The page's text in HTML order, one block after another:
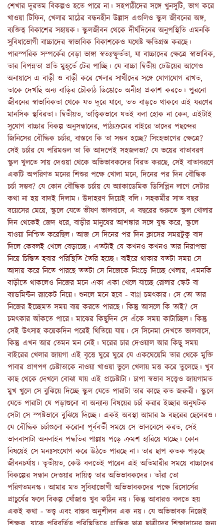
শেখার দূরতম বিকল্পও হতে পারে না। সহপাঠীদের সঙ্গে খুনসুটি, ভাগ করে
খাওয়া টিফিন, খেলার মাঠের বন্ধনহীন উল্লাস এগুলিও স্কুল জীবনের অঙ্গ,
ব্যক্তিত্ব বিকাশের সহায়ক। স্কুলজীবন থেকে দীর্ঘদিনের অনুপস্থিতি এমনকি
সুবিধাভোগী বাচ্চাদের স্বাভাবিক বিকাশকেও যথেষ্ট ক্ষতিগ্রস্ত করছে।
পারস্পরিক সম্পর্কের বেড়া ভাঙ্গা স্বতঃস্ফূর্ততা, যা বাচ্চাদের ক্ষেত্রে স্বাভাবিক,
তার বিপন্নতা প্রতি মুহূর্তে টের পাচ্ছি। যে বাচ্চা দ্বিতীয় ঢেউয়ের আগেও
অনায়াসে এ বাড়ী ও বাড়ী করে খেলার সাথীদের সঙ্গে যোগাযোগ রাখত,
তাকে দেখছি অন্য বাড়ির চৌকাঠ ডিঙোতে অনীহা প্রকাশ করতে। পুরনো
জীবনের স্বাভাবিকতা থেকে যত দূরে যাবে, তত বাড়তে থাকবে এই ধরণের
মানসিক স্থবিরতা। দ্বিতীয়ত, তাত্ত্বিকভাবে যতই বলা হোক না কেন, এইটাই
সুযোগ বাচ্চার বিকল্প অনুসন্ধানের, পাঠ্যক্রমের বাইরে তাদের পছন্দের
জিনিসের বৌদ্ধিক চর্চার, বাস্তবে কি তা সম্ভব হচ্ছে? সিংহভাগের ক্ষেত্রে?
সেই চর্চার যে পরিমণ্ডল তা কি আদপেই সহজলভ্য? যে ভয়ের বাতাবরণ
স্কুল খুলতে সায় দেওয়া থেকে অভিভাবকদের বিরত করছে, সেই বাতাবরণে
একটি অপরিণত মনের শিশুর পক্ষে খোলা মনে, দিনের পর দিন বৌদ্ধিক
চর্চা সম্ভব? যে কোন বৌদ্ধিক চর্চায় যে অ্যাকাডেমিক ডিসিপ্লিন লাগে সেটার
কথা না হয় বাদই দিলাম। উদাহরণ দিয়েই বলি। সহকর্মীর সাত বছর
বয়েসের মেয়ে, স্কুলে যেতে ভীষণ ভালবাসে, এ বছরের শুরুতে স্কুল খোলার
দিন থেকেই জেদ ধরে, বাড়ীর মানুষের আশঙ্কার সঙ্গে যুদ্ধ করে, স্কুলে
যাওয়া নিশ্চিত করেছিল। আজ সে দিনের পর দিন ক্লাসের সময়টুকু বাদ
দিলে কেবলই খেলে বেড়াচ্ছে। এতটাই যে কখনও কখনও তার নিরাপত্তা
নিয়ে চিন্তিত হবার পরিস্থিতি তৈরি হচ্ছে। বাইরে থাকার যতটা সময় সে
আদায় করে নিতে পারছে ততটা সে নিজেকে নিংড়ে দিচ্ছে খেলায়, এমনকি
বাড়ীতে থাকলেও নিজের মনে একা একা খেলে যাচ্ছে রোলার স্কেট বা
ব্যাডমিন্টন র‍্যাকেট নিয়ে। শুনলে মনে হবে - বাঃ! চমৎকার। সে তো তার
নিজের ইচ্ছেমত সময় ব্যয় করতে পারছে। কিন্তু আসলে কি তাই? সে
চমৎকার আঁকতে পারে। মাঝের কিছুদিন সে এঁকে সময় কাটাচ্ছিল। কিন্তু
সেই উৎসাহ কয়েকদিন পরেই থিতিয়ে যায়। সে সিনেমা দেখতে ভালবাসে,
কিন্তু এখন আর তেমন মন নেই। ঘরের চার দেওয়াল আর কিছু সময়
বাইরের খেলার জায়গা এই বৃত্তে ঘুরে ঘুরে যে একঘেয়েমি তার থেকে মুক্তি
পাবার প্রাণপণ চেষ্টাতাকে নাওয়া খাওয়া ভুলে খেলায় মত্ত করে তুলেছে। খুব
কাছ থেকে দেখলে বোঝা যায় এই প্রচেষ্টাটা। চাপা স্বভাব সত্ত্বেও জায়গামত
মুখ খুলে সে বুঝিয়ে দিচ্ছে স্কুল যেতে পারাটা তার কাছে কত জরুরী। স্কুলে
যেতে পারাটা যে পড়াশুনো বা অন্যান্য বিষয়ের চর্চা করার ইচ্ছার অনুঘটক
সেটা সে স্পষ্টভাবে বুঝিয়ে দিচ্ছে। একই অবস্থা আমার ৯ বছরের ছেলেরও।
যে বৌদ্ধিক চর্চাগুলো করোনা পূর্ববর্তী সময়ে সে ভালবেসে করত, সেই
ভালবাসাটা অনলাইন পদ্ধতির পাল্লায় পড়ে ক্রমশ হারিয়ে যাচ্ছে। কোন
বিষয়েই সে মনঃসংযোগ করে উঠতে পারছে না। তার ছাপ কতক পড়ছে
জীবনচর্যায়। তৃতীয়ত, কেউ বলতেই পারেন এই অতিমারীর সময়ে বাচ্চাদের
বিকল্পের সন্ধান দেওয়ার দায়িত্ব তার অভিভাবকদের। তাঁরা তো
পরিণতমনস্ক। আমার মত সুবিধাভোগী অভিভাবকদের পক্ষে রিসোর্সের
প্রাচুর্যের ফলে বিকল্প খোঁজাও খুব কঠিন নয়। কিন্তু আবারও বলতে হয়
একই কথা - তত্ত্ব এবং বাস্তব অনুশীলন এক নয়। যে অভিভাবক নিজেই